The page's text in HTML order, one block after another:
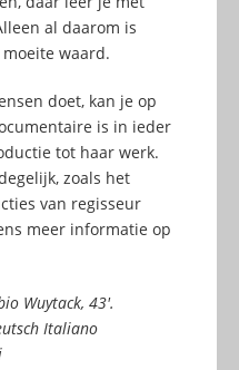
al daarom is
waard.
doet, kan je op
is in ieder
tot haar werk.
zoals het
van regisseur
meer informatie op
Wuytack, 43′.
Italiano